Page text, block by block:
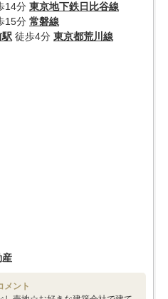
14分 東京地下鉄日比谷線
15分 常磐線
徒歩4分 東京都荒川線
産
メント